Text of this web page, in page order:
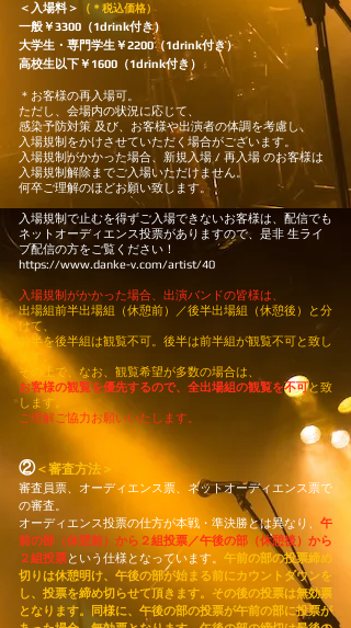
＜入場料＞ （ ＊税込価格）
一般￥3300（1drink付き）
大学生・専門学生￥2200（1drink付き）
高校生以下￥1600 （1drink付き）
＊お客様の再入場可。
ただし、会場内の状況に応じて、
感染予防対策 及び、お客様や出演者の体調を考慮し、
入場規制をかけさせていただく場合がございます。
入場規制がかかった場合、新規入場 / 再入場 のお客様は
入場規制解除までご入場いただけません。
何卒ご理解のほどお願い致します。
入場規制で止むを得ずご入場できないお客様は、配信でも
ネットオーディエンス投票がありますので、是非 生ライ
ブ配信の方をご覧ください！
https://www.danke-v.com/artist/40
入場規制がかかった場合、出演バンドの皆様は、
出場組前半出場組（休憩前）／後半出場組（休憩後）と分
けて、
前半を後半組は観覧不可。後半は前半組が観覧不可と致し
ます。
その上で、なお、観覧希望が多数の場合は、
お客様の観覧を優先するので、全出場組の観覧を不可と致
します。
ご理解ご協力お願いいたします。
②＜審査方法＞
審査員票、オーディエンス票、ネットオーディエンス票で
の審査。
オーディエンス投票の仕方が本戦・準決勝とは異なり、 午
前の部（休憩前）から２組投票／午後の部（休憩後）から
２組投票という仕様となっています。 午前の部の投票締め
切りは休憩明け、午後の部が始まる前にカウントダウンを
し、投票を締め切らせて頂きます。その後の投票は無効票
となります。同様に、午後の部の投票が午前の部に投票が